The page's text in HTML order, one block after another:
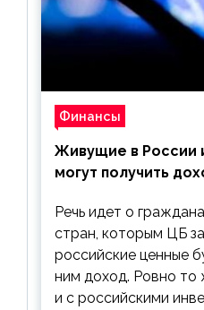
Финансы
Живущие в России
могут получить
Речь идет о
стран, которым ЦБ
российские ценные
ним доход. Ровно то
и с российскими